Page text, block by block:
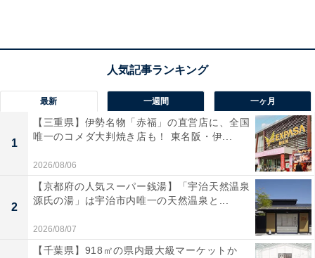
最新 一週間 一ヶ月
1
【三重県】伊勢名物「赤福」の直営店に、全国
唯一のコメダ大判焼き店も！ 東名阪・伊...
2026/08/06
2
【京都府の人気スーパー銭湯】「宇治天然温泉
源氏の湯」は宇治市内唯一の天然温泉と...
2026/08/07
【千葉県】918㎡の県内最大級マーケットか